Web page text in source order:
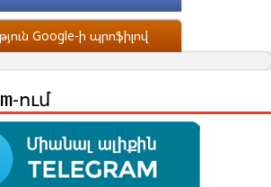
ի պրոֆիլով
Google-ի պրոֆիլով
ում